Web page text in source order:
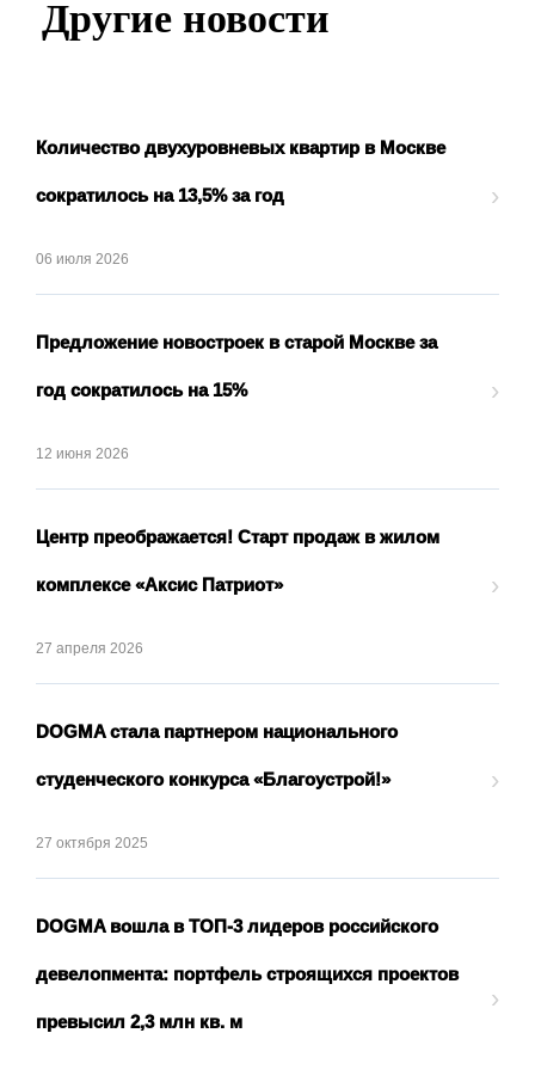
Другие новости
Количество двухуровневых квартир в Москве
сократилось на 13,5% за год
06 июля 2026
›
Предложение новостроек в старой Москве за
год сократилось на 15%
12 июня 2026
›
Центр преображается! Старт продаж в жилом
комплексе «Аксис Патриот»
27 апреля 2026
›
DOGMA стала партнером национального
студенческого конкурса «Благоустрой!»
27 октября 2025
›
DOGMA вошла в ТОП-3 лидеров российского
девелопмента: портфель строящихся проектов
превысил 2,3 млн кв. м
›